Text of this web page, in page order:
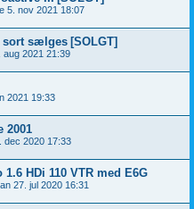
5. nov 2021 18:07
sort sælges [SOLGT]
aug 2021 21:39
2021 19:33
2001
dec 2020 17:33
HDi 110 VTR med E6G
27. jul 2020 16:31